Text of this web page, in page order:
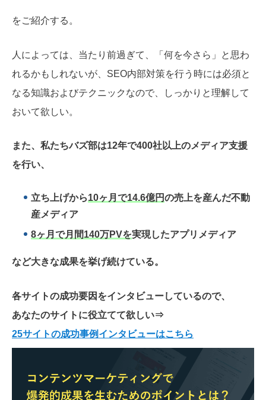
をご紹介する。
人によっては、当たり前過ぎて、「何を今さら」と思わ
れるかもしれないが、SEO内部対策を行う時には必須と
なる知識およびテクニックなので、しっかりと理解して
おいて欲しい。
また、私たちバズ部は12年で400社以上のメディア支援
を行い、
立ち上げから10ヶ月で14.6億円の売上を産んだ不動
産メディア
8ヶ月で月間140万PVを実現したアプリメディア
など大きな成果を挙げ続けている。
各サイトの成功要因をインタビューしているので、
あなたのサイトに役立てて欲しい⇒
25サイトの成功事例インタビューはこちら